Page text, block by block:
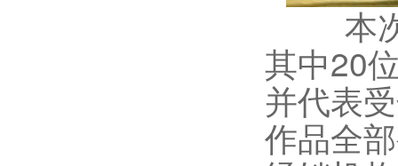
本次
其中20
并代表
作品全